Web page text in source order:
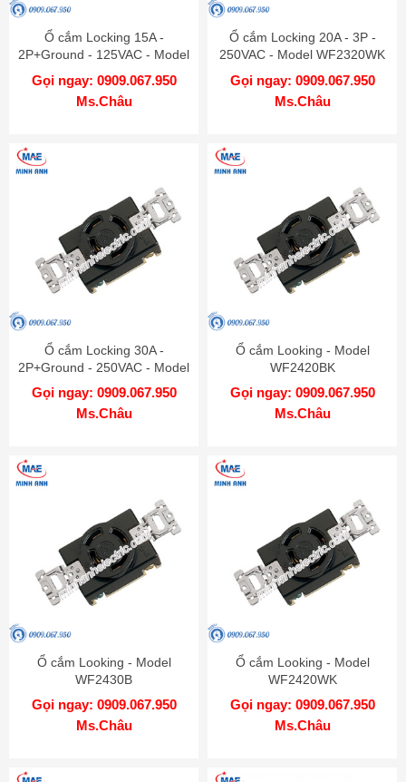
Ổ cắm Locking 15A -
2P+Ground - 125VAC - Model
WF2315WK
Gọi ngay: 0909.067.950
Ms.Châu
Ổ cắm Locking 20A - 3P -
250VAC - Model WF2320WK
Gọi ngay: 0909.067.950
Ms.Châu
Ổ cắm Locking 30A -
2P+Ground - 250VAC - Model
WF2330B
Gọi ngay: 0909.067.950
Ms.Châu
Ổ cắm Looking - Model
WF2420BK
Gọi ngay: 0909.067.950
Ms.Châu
Ổ cắm Looking - Model
WF2430B
Gọi ngay: 0909.067.950
Ms.Châu
Ổ cắm Looking - Model
WF2420WK
Gọi ngay: 0909.067.950
Ms.Châu